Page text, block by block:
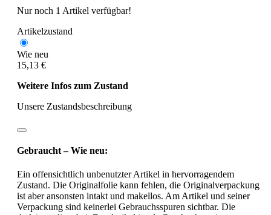
Nur noch 1 Artikel verfügbar!
Artikelzustand
Wie neu
15,13 €
Weitere Infos zum Zustand
Unsere Zustandsbeschreibung
Gebraucht – Wie neu:
Ein offensichtlich unbenutzter Artikel in hervorragendem
Zustand. Die Originalfolie kann fehlen, die Originalverpackung
ist aber ansonsten intakt und makellos. Am Artikel und seiner
Verpackung sind keinerlei Gebrauchsspuren sichtbar. Die